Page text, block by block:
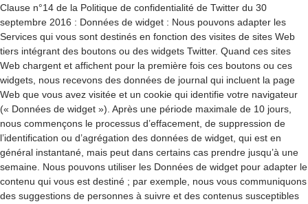
Clause n°14 de la Politique de confidentialité de Twitter du 30
septembre 2016 : Données de widget : Nous pouvons adapter les
Services qui vous sont destinés en fonction des visites de sites Web
tiers intégrant des boutons ou des widgets Twitter. Quand ces sites
Web chargent et affichent pour la première fois ces boutons ou ces
widgets, nous recevons des données de journal qui incluent la page
Web que vous avez visitée et un cookie qui identifie votre navigateur
(« Données de widget »). Après une période maximale de 10 jours,
nous commençons le processus d’effacement, de suppression de
l’identification ou d’agrégation des données de widget, qui est en
général instantané, mais peut dans certains cas prendre jusqu’à une
semaine. Nous pouvons utiliser les Données de widget pour adapter le
contenu qui vous est destiné ; par exemple, nous vous communiquons
des suggestions de personnes à suivre et des contenus susceptibles